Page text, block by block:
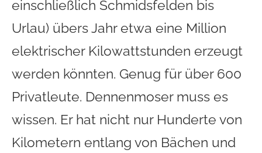
einschließlich Schmidsfelden bis
Urlau) übers Jahr etwa eine Million
elektrischer Kilowattstunden erzeugt
werden könnten. Genug für über 600
Privatleute. Dennenmoser muss es
wissen. Er hat nicht nur Hunderte von
Kilometern entlang von Bächen und